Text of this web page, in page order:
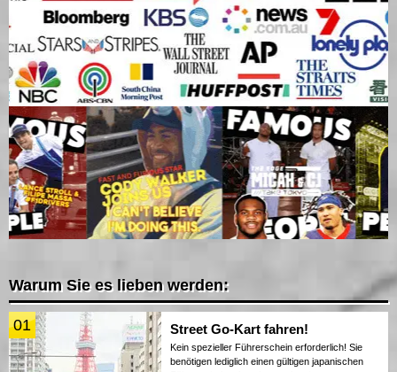
Warum Sie es lieben werden:
01 Street Go-Kart fahren!
Kein spezieller Führerschein erforderlich! Sie
benötigen lediglich einen gültigen japanischen